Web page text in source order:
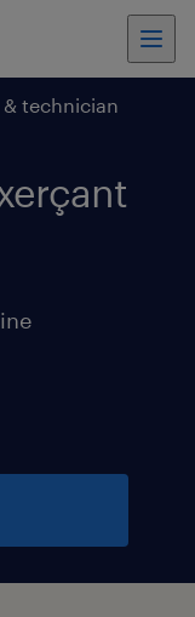
technician